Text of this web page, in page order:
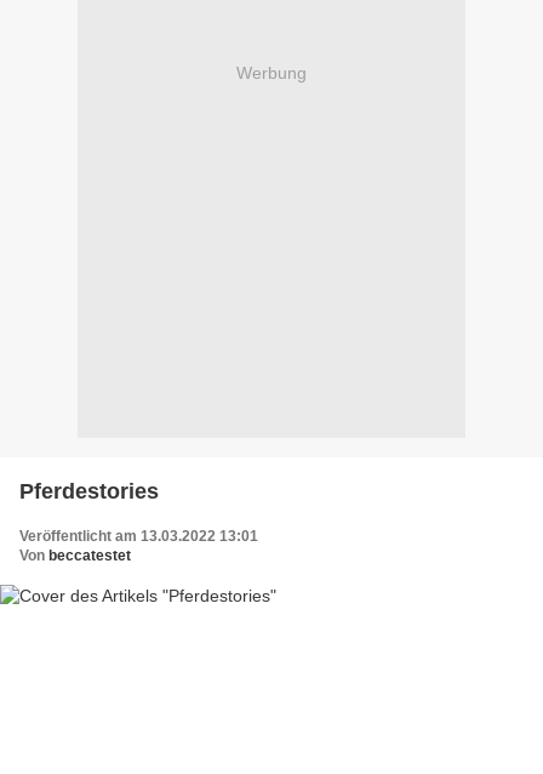
Werbung
Pferdestories
Veröffentlicht am 13.03.2022 13:01
Von beccatestet